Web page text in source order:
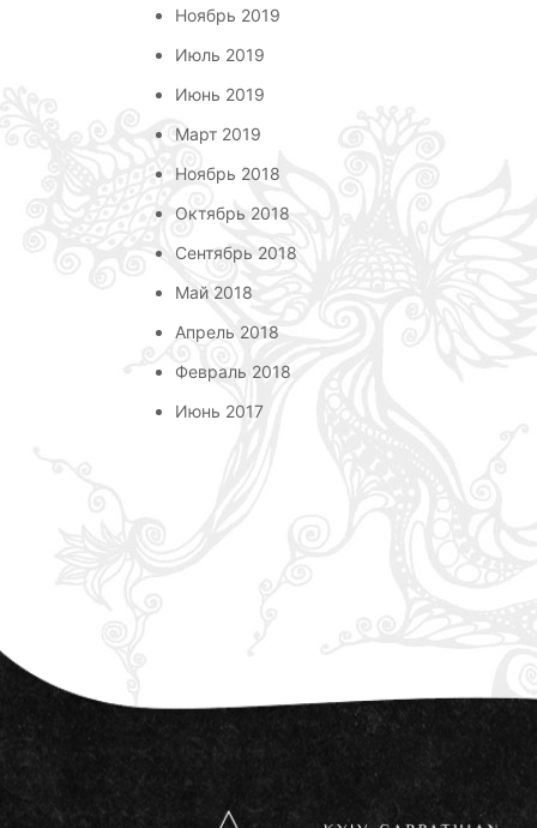
Ноябрь 2019
Июль 2019
Июнь 2019
Март 2019
Ноябрь 2018
Октябрь 2018
Сентябрь 2018
Май 2018
Апрель 2018
Февраль 2018
Июнь 2017